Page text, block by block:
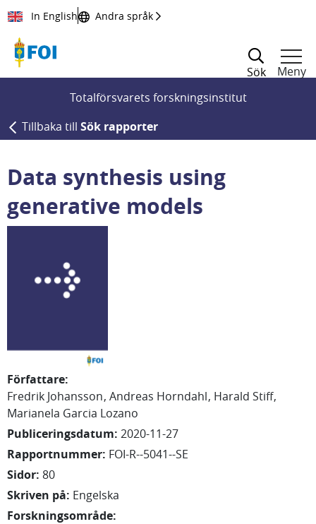
Till innehållet
In English Andra språk
Sök
Meny
Totalförsvarets forskningsinstitut
Tillbaka till Sök rapporter
Data synthesis using
generative models
Författare:
Fredrik Johansson Andreas Horndahl Harald Stiff
Marianela Garcia Lozano
Publiceringsdatum: 2020-11-27
Rapportnummer: FOI-R--5041--SE
Sidor: 80
Skriven på: Engelska
Forskningsområde: